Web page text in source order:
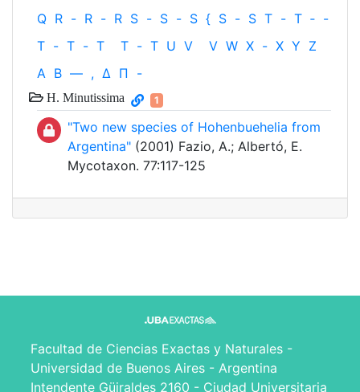
Q R - R - R S - S - S { S - S T - T ‐ -
T - T - T T - T U V V W X - X Y Z
Α Β — , Δ Π -
H. Minutissima 1
"Two new species of Hohenbuehelia from
Argentina" (2001) Fazio, A.; Albertó, E.
Mycotaxon. 77:117-125
Facultad de Ciencias Exactas y Naturales -
Universidad de Buenos Aires - Argentina
Intendente Güiraldes 2160 - Ciudad Universitaria